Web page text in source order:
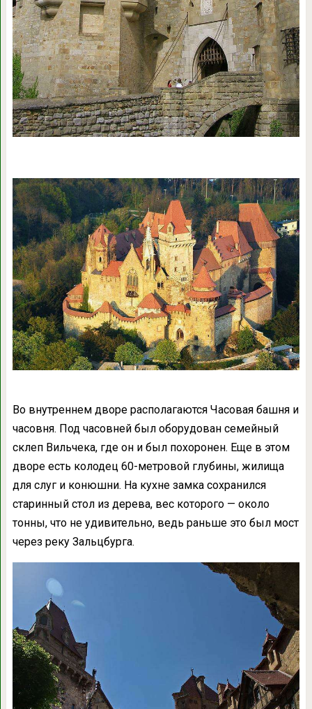
Во внутреннем дворе располагаются Часовая башня и
часовня. Под часовней был оборудован семейный
склеп Вильчека, где он и был похоронен. Еще в этом
дворе есть колодец 60-метровой глубины, жилища
для слуг и конюшни. На кухне замка сохранился
старинный стол из дерева, вес которого — около
тонны, что не удивительно, ведь раньше это был мост
через реку Зальцбурга.